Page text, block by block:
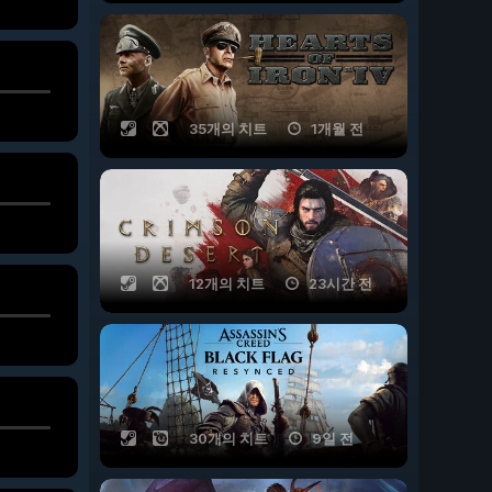
35개의 치트 1개월 전
12개의 치트 23시간 전
30개의 치트 9일 전